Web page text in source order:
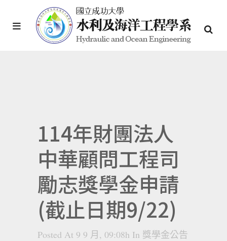
114年財團法人
中華顧問工程司
勵志獎學金申請
(截止日期9/22)
Posted At 9 9 月, 09:08h In 獎學金公告